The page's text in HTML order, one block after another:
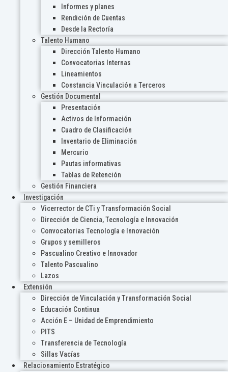
Informes y planes
Rendición de Cuentas
Desde la Rectoría
Talento Humano
Dirección Talento Humano
Convocatorias Internas
Lineamientos
Constancia Vinculación a Terceros
Gestión Documental
Presentación
Activos de Información
Cuadro de Clasificación
Inventario de Eliminación
Mercurio
Pautas informativas
Tablas de Retención
Gestión Financiera
Investigación
Vicerrector de CTi y Transformación Social
Dirección de Ciencia, Tecnología e Innovación
Convocatorias Tecnología e Innovación
Grupos y semilleros
Pascualino Creativo e Innovador
Talento Pascualino
Lazos
Extensión
Dirección de Vinculación y Transformación Social
Educación Continua
Acción E – Unidad de Emprendimiento
PITS
Transferencia de Tecnología
Sillas Vacías
Relacionamiento Estratégico